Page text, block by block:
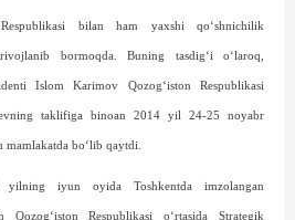
bilan ham yaxshi qo‘shnichilik
bormoqda. Buning tasdig‘i o‘laroq,
Islom Karimov Qozog‘iston Respublikasi
taklifiga binoan 2014 yil 24-25 noyabr
bo‘lib qaytdi.
yilning iyun oyida Toshkent­da imzolangan
Qozog‘is­ton Respublikasi o‘rtasida Strategik